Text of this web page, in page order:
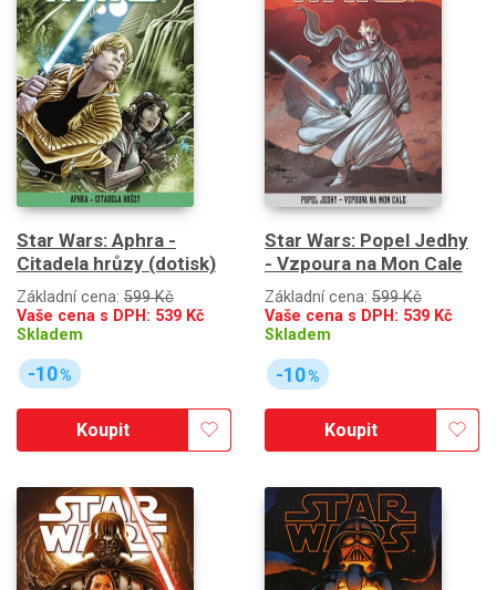
Star Wars: Aphra -
Citadela hrůzy (dotisk)
Základní cena: 599 Kč
Vaše cena s DPH: 539 Kč
Skladem
-10%
Koupit
Star Wars: Popel Jedhy
- Vzpoura na Mon Cale
Základní cena: 599 Kč
Vaše cena s DPH: 539 Kč
Skladem
-10%
Koupit